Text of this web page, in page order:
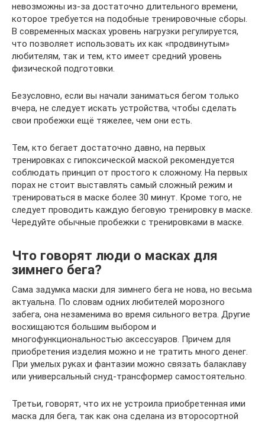
невозможны из-за достаточно длительного времени,
которое требуется на подобные тренировочные сборы.
В современных масках уровень нагрузки регулируется,
что позволяет использовать их как «продвинутым»
любителям, так и тем, кто имеет средний уровень
физической подготовки.
Безусловно, если вы начали заниматься бегом только
вчера, не следует искать устройства, чтобы сделать
свои пробежки ещё тяжелее, чем они есть.
Тем, кто бегает достаточно давно, на первых
тренировках с гипоксической маской рекомендуется
соблюдать принцип от простого к сложному. На первых
порах не стоит выставлять самый сложный режим и
тренироваться в маске более 30 минут. Кроме того, не
следует проводить каждую беговую тренировку в маске.
Чередуйте обычные пробежки с тренировками в маске.
Что говорят люди о масках для
зимнего бега?
Сама задумка маски для зимнего бега не нова, но весьма
актуальна. По словам одних любителей морозного
забега, она незаменима во время сильного ветра. Другие
восхищаются большим выбором и
многофункциональностью аксессуаров. Причем для
приобретения изделия можно и не тратить много денег.
При умелых руках и фантазии можно связать балаклаву
или универсальный снуд-трансформер самостоятельно.
Третьи, говорят, что их не устроила приобретенная ими
маска для бега, так как она сделана из второсортной